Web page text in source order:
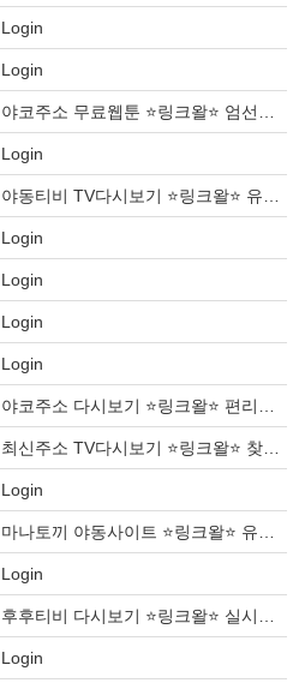
Login
Login
Login
Login
Login
Login
Login
Login
Login
Login